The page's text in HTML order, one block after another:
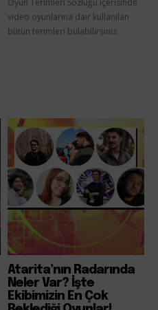
Oyun Terimleri Sözlüğü içerisinde
video oyunlarına dair kullanılan
bütün terimleri bulabilirsiniz.
Atarita’nın Radarında
Neler Var? İşte
Ekibimizin En Çok